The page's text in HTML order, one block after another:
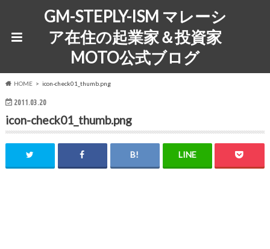
GM-STEPLY-ISM マレーシ
ア在住の起業家＆投資家
MOTO公式ブログ
HOME icon-check01_thumb.png
2011.03.20
icon-check01_thumb.png